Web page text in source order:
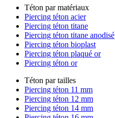
Téton par matériaux
Piercing téton acier
Piercing téton titane
Piercing téton titane anodisé
Piercing téton bioplast
Piercing téton plaqué or
Piercing téton or
Téton par tailles
Piercing téton 11 mm
Piercing téton 12 mm
Piercing téton 14 mm